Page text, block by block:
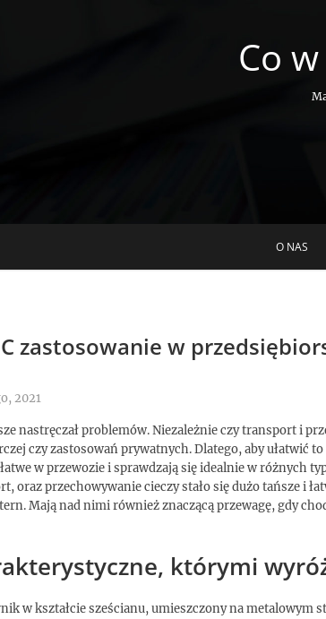
Co
O NAS
zastosowanie w
2021
nastręczał problemów. Niezależnie czy transport i
czy zastosowań prywatnych. Dlatego, aby ułatwić
w przewozie i sprawdzają się idealnie w różnych
oraz przechowywanie cieczy stało się dużo tańsze i
Mają nad nimi również znaczącą przewagę, gdy
którymi
w kształcie sześcianu, umieszczony na metalowym